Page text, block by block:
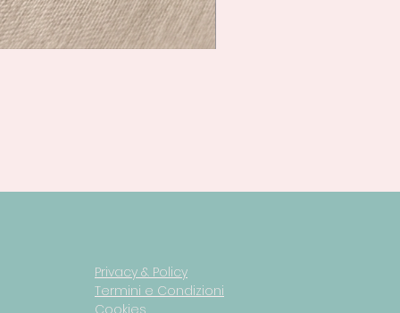
Privacy & Policy
Termini e Condizioni